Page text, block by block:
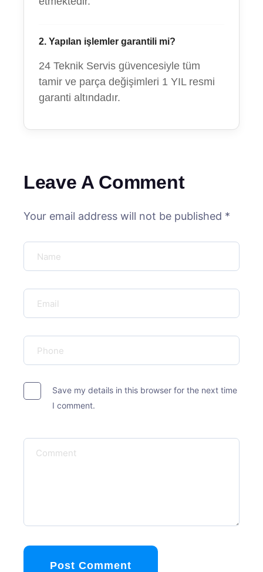
2. Yapılan işlemler garantili mi?
24 Teknik Servis güvencesiyle tüm
tamir ve parça değişimleri 1 YIL resmi
garanti altındadır.
Leave A Comment
Your email address will not be published *
Save my details in this browser for the next time
I comment.
Post Comment